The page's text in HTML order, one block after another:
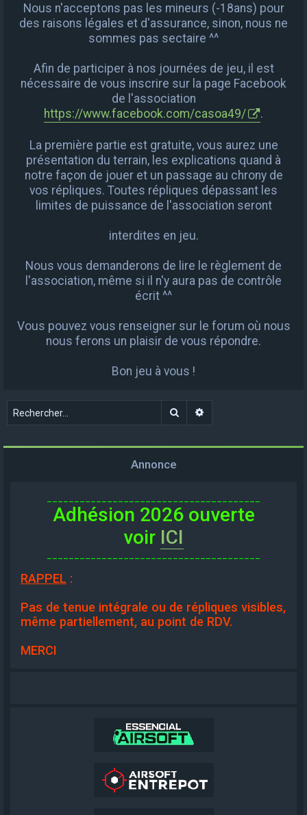
Nous n'acceptons pas les mineurs (-18ans) pour
des raisons légales et d'assurance, sinon, nous ne
sommes pas sectaire ^^
Afin de participer à nos journées de jeu, il est
nécessaire de vous inscrire sur la page Facebook
de l'association
https://www.facebook.com/casoa49/
.
La première partie est gratuite, vous aurez une
présentation du terrain, les explications quand à
notre façon de jouer et un passage au chrony de
vos répliques. Toutes répliques dépassant les
limites de puissance de l'association seront
interdites en jeu.
Nous vous demanderons de lire le règlement de
l'association, même si il n'y aura pas de contrôle
écrit ^^
Vous pouvez vous renseigner sur le forum où nous
nous ferons un plaisir de vous répondre.
Bon jeu à vous !
Rechercher
Annonce
Adhésion 2026 ouverte
voir ICI
RAPPEL :
Pas de tenue intégrale ou de répliques visibles,
même partiellement, au point de RDV.
MERCI